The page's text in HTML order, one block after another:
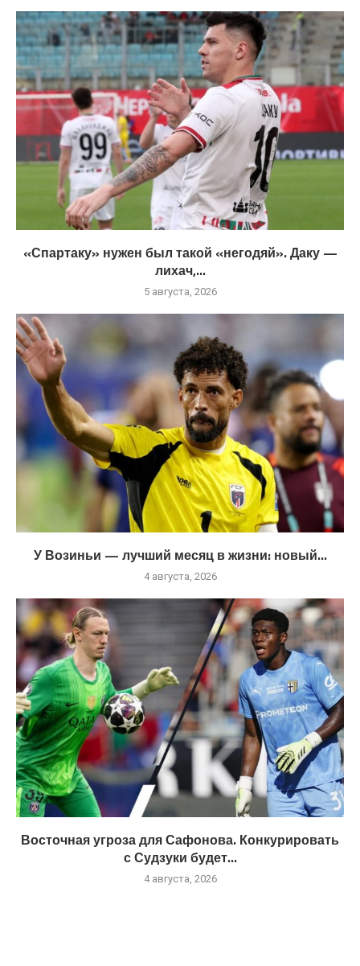
«Спартаку» нужен был такой «негодяй». Даку —
лихач,...
5 августа, 2026
У Возиньи — лучший месяц в жизни: новый...
4 августа, 2026
Восточная угроза для Сафонова. Конкурировать
с Судзуки будет...
4 августа, 2026